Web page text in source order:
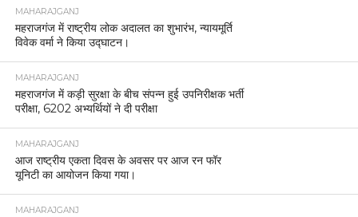
MAHARAJGANJ
महराजगंज में राष्ट्रीय लोक अदालत का शुभारंभ, न्यायमूर्ति
विवेक वर्मा ने किया उद्घाटन।
MAHARAJGANJ
महराजगंज में कड़ी सुरक्षा के बीच संपन्न हुई उपनिरीक्षक भर्ती
परीक्षा, 6202 अभ्यर्थियों ने दी परीक्षा
MAHARAJGANJ
आज राष्ट्रीय एकता दिवस के अवसर पर आज रन फॉर
यूनिटी का आयोजन किया गया।
MAHARAJGANJ